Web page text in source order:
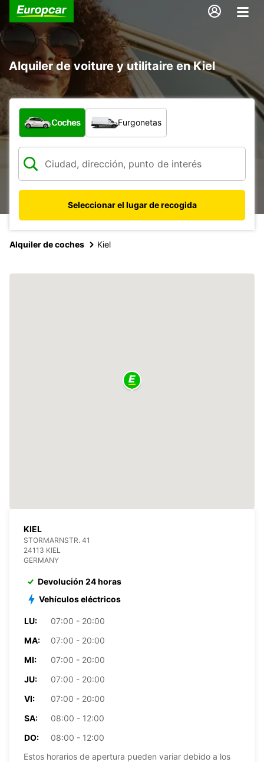
Alquiler de voiture y utilitaire en Kiel
¿Qué tipo de vehículo?
Coches Furgonetas
Seleccionar el lugar de recogida
Alquiler de coches Kiel
KIEL
STORMARNSTR. 41
24113 KIEL
GERMANY
Devolución 24 horas
Vehículos eléctricos
LU:
07:00 - 20:00
MA:
07:00 - 20:00
MI:
07:00 - 20:00
JU:
07:00 - 20:00
VI:
07:00 - 20:00
SA:
08:00 - 12:00
DO:
08:00 - 12:00
Estos horarios de apertura pueden variar debido a los